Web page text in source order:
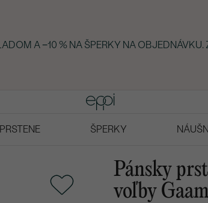
A −10 % NA ŠPERKY NA
ŠPERKY
Pánsky
voľby